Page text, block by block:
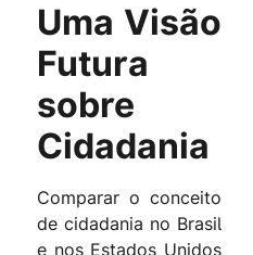
Uma Visão
Futura
sobre
Cidadania
Comparar o conceito
de cidadania no Brasil
e nos Estados Unidos